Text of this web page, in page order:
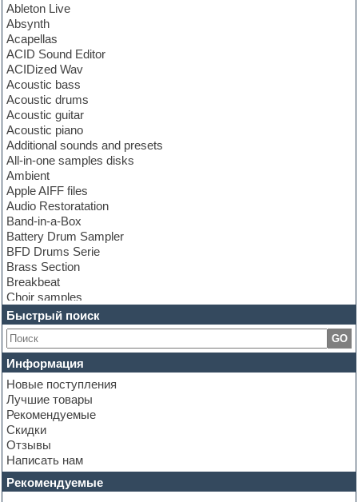
Ableton Live
Absynth
Acapellas
ACID Sound Editor
ACIDized Wav
Acoustic bass
Acoustic drums
Acoustic guitar
Acoustic piano
Additional sounds and presets
All-in-one samples disks
Ambient
Apple AIFF files
Audio Restoratation
Band-in-a-Box
Battery Drum Sampler
BFD Drums Serie
Brass Section
Breakbeat
Choir samples
Chris Hein Samples
Cinematic samples
Club bass
Club leads
Club sounds
Construction kits
Convolution
Cubase
Dance drums
Dance music production tutorials
DAW
Disco samples
DJ Software
Быстрый поиск
GO
Информация
Новые поступления
Лучшие товары
Рекомендуемые
Скидки
Отзывы
Написать нам
Рекомендуемые